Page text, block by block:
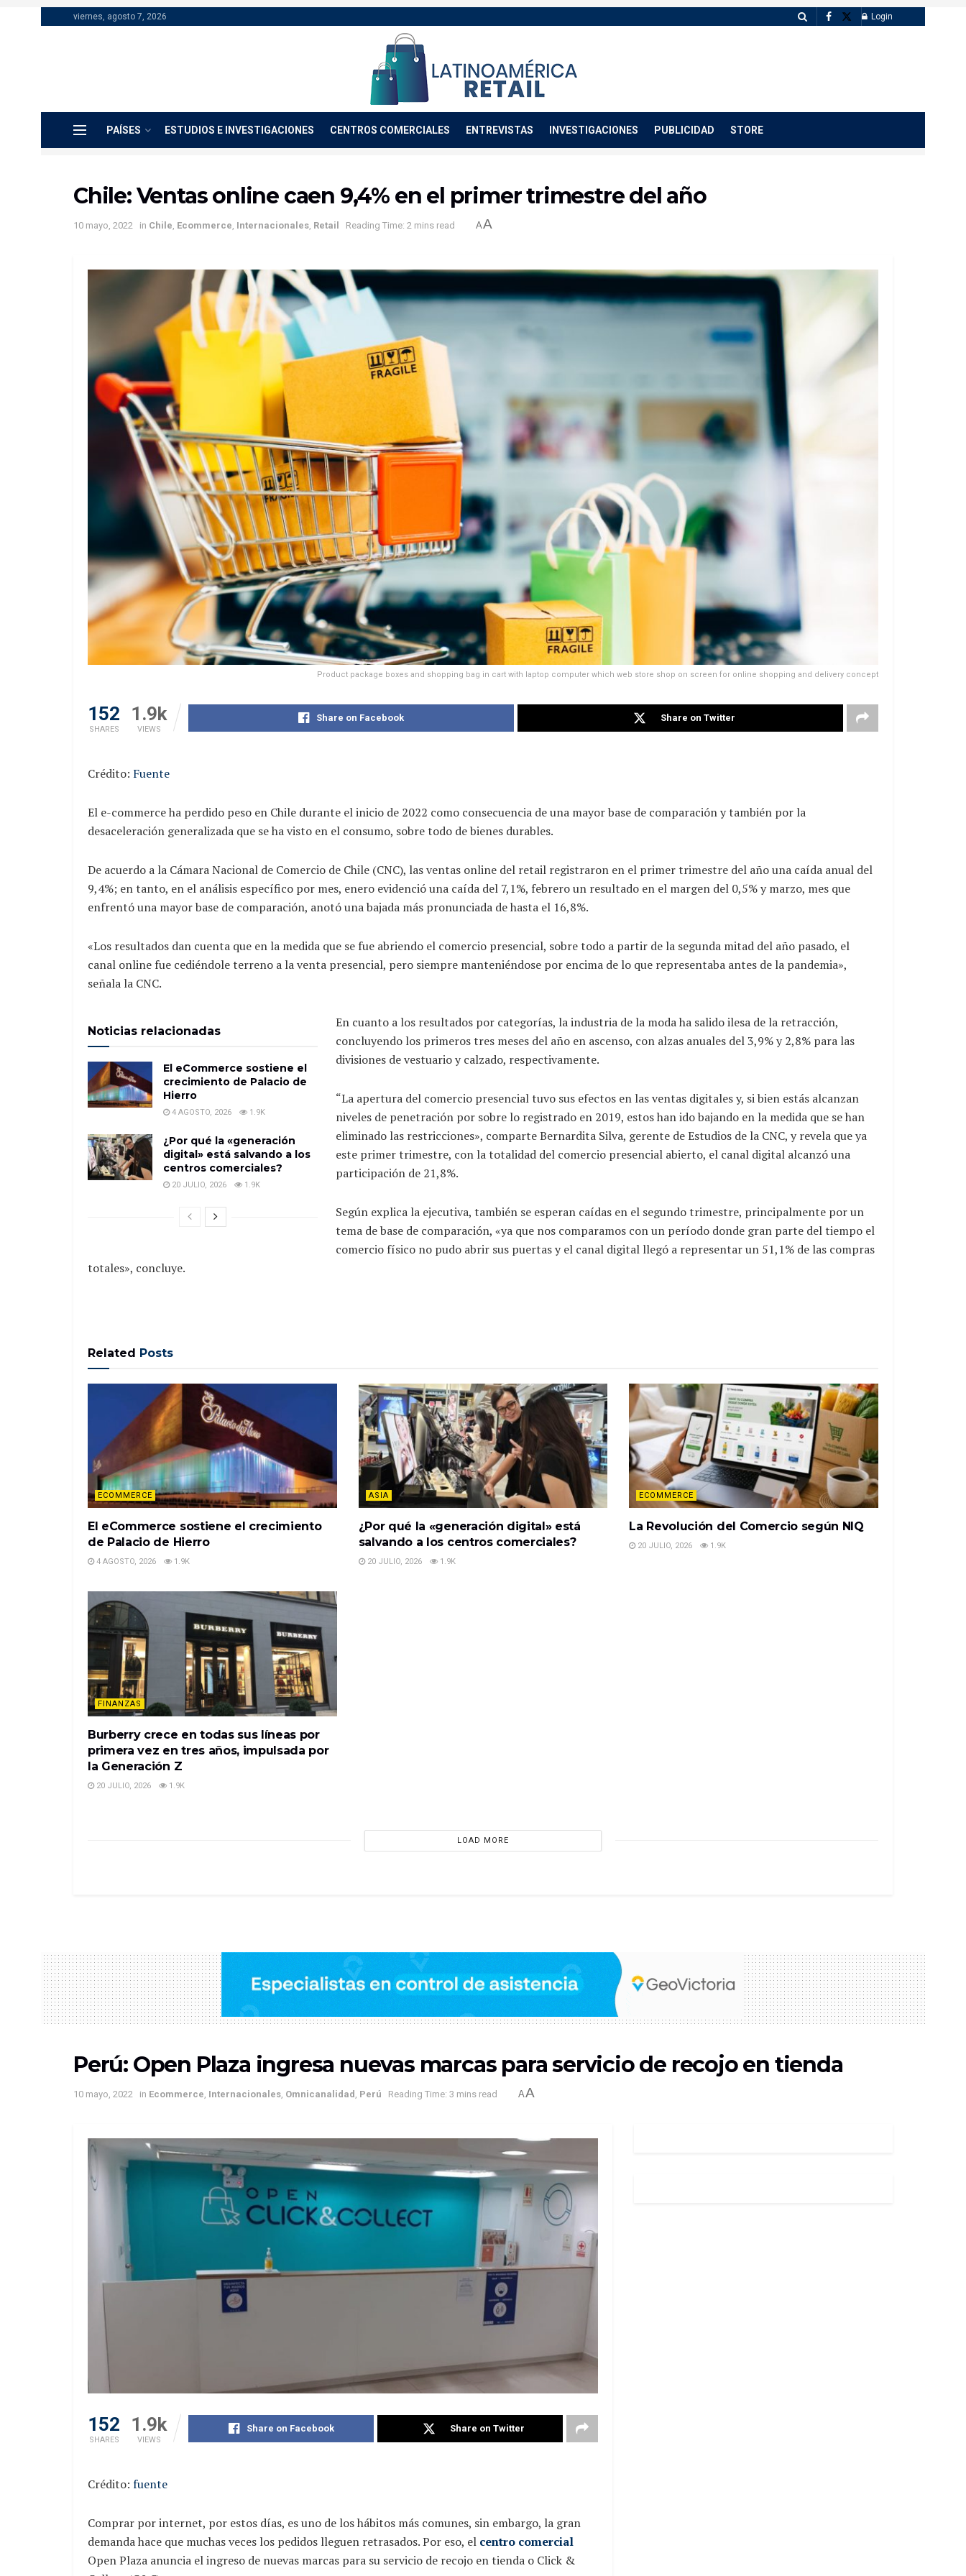
viernes, agosto 7, 2026 Login
PAÍSES ESTUDIOS E INVESTIGACIONES CENTROS COMERCIALES ENTREVISTAS INVESTIGACIONES PUBLICIDAD STORE
Chile: Ventas online caen 9,4% en el primer trimestre del año
10 mayo, 2022 in Chile, Ecommerce, Internacionales, Retail Reading Time: 2 mins read AA
Product package boxes and shopping bag in cart with laptop computer which web store shop on screen for online shopping and delivery concept
152
SHARES
1.9k
VIEWS
Share on Facebook Share on Twitter
Crédito: Fuente
El e-commerce ha perdido peso en Chile durante el inicio de 2022 como consecuencia de una mayor base de comparación y también por la
desaceleración generalizada que se ha visto en el consumo, sobre todo de bienes durables.
De acuerdo a la Cámara Nacional de Comercio de Chile (CNC), las ventas online del retail registraron en el primer trimestre del año una caída anual del
9,4%; en tanto, en el análisis específico por mes, enero evidenció una caída del 7,1%, febrero un resultado en el margen del 0,5% y marzo, mes que
enfrentó una mayor base de comparación, anotó una bajada más pronunciada de hasta el 16,8%.
«Los resultados dan cuenta que en la medida que se fue abriendo el comercio presencial, sobre todo a partir de la segunda mitad del año pasado, el
canal online fue cediéndole terreno a la venta presencial, pero siempre manteniéndose por encima de lo que representaba antes de la pandemia»,
señala la CNC.
Noticias relacionadas
El eCommerce sostiene el
crecimiento de Palacio de
Hierro
4 AGOSTO, 2026 1.9K
¿Por qué la «generación
digital» está salvando a los
centros comerciales?
20 JULIO, 2026 1.9K
En cuanto a los resultados por categorías, la industria de la moda ha salido ilesa de la retracción,
concluyendo los primeros tres meses del año en ascenso, con alzas anuales del 3,9% y 2,8% para las
divisiones de vestuario y calzado, respectivamente.
​“La apertura del comercio presencial tuvo sus efectos en las ventas digitales y, si bien estás alcanzan
niveles de penetración por sobre lo registrado en 2019, estos han ido bajando en la medida que se han
eliminado las restricciones», comparte Bernardita Silva, gerente de Estudios de la CNC, y revela que ya
este primer trimestre, con la totalidad del comercio presencial abierto, el canal digital alcanzó una
participación de 21,8%.
Según explica la ejecutiva, también se esperan caídas en el segundo trimestre, principalmente por un
tema de base de comparación, «ya que nos comparamos con un período donde gran parte del tiempo el
comercio físico no pudo abrir sus puertas y el canal digital llegó a representar un 51,1% de las compras
totales», concluye.
Related Posts
ECOMMERCE
El eCommerce sostiene el crecimiento
de Palacio de Hierro
4 AGOSTO, 2026 1.9K
ASIA
¿Por qué la «generación digital» está
salvando a los centros comerciales?
20 JULIO, 2026 1.9K
ECOMMERCE
La Revolución del Comercio según NIQ
20 JULIO, 2026 1.9K
FINANZAS
Burberry crece en todas sus líneas por
primera vez en tres años, impulsada por
la Generación Z
20 JULIO, 2026 1.9K
LOAD MORE
Perú: Open Plaza ingresa nuevas marcas para servicio de recojo en tienda
10 mayo, 2022 in Ecommerce Internacionales Omnicanalidad Perú Reading Time: 3 mins read AA
152
SHARES
1.9k
VIEWS
Share on Facebook Share on Twitter
Crédito: fuente
Comprar por internet, por estos días, es uno de los hábitos más comunes, sin embargo, la gran
demanda hace que muchas veces los pedidos lleguen retrasados. Por eso, el centro comercial
Open Plaza anuncia el ingreso de nuevas marcas para su servicio de recojo en tienda o Click &